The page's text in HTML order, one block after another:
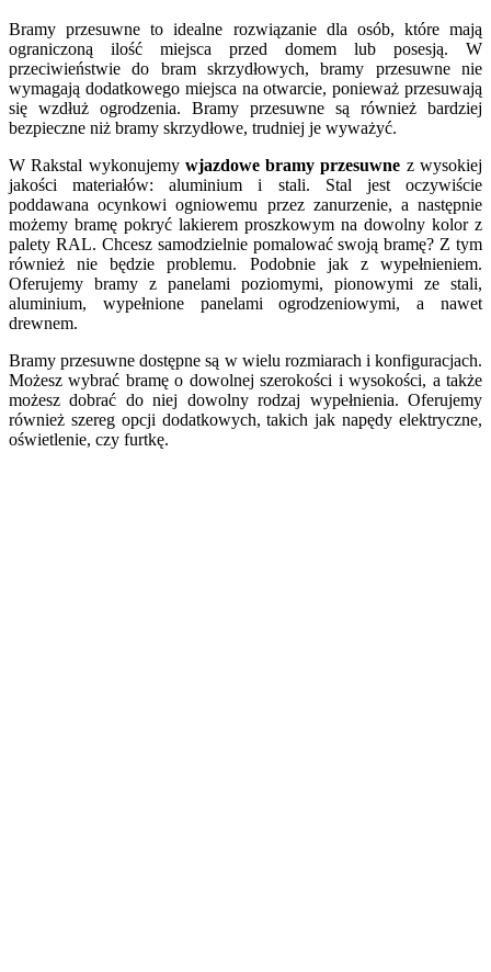
Bramy przesuwne to idealne rozwiązanie dla osób, które mają
ograniczoną ilość miejsca przed domem lub posesją. W
przeciwieństwie do bram skrzydłowych, bramy przesuwne nie
wymagają dodatkowego miejsca na otwarcie, ponieważ przesuwają
się wzdłuż ogrodzenia. Bramy przesuwne są również bardziej
bezpieczne niż bramy skrzydłowe, trudniej je wyważyć.
W Rakstal wykonujemywjazdowe bramy przesuwne z wysokiej
jakości materiałów: aluminium i stali. Stal jest oczywiście
poddawana ocynkowi ogniowemu przez zanurzenie, a następnie
możemy bramę pokryć lakierem proszkowym na dowolny kolor z
palety RAL. Chcesz samodzielnie pomalować swoją bramę? Z tym
również nie będzie problemu. Podobnie jak z wypełnieniem.
Oferujemy bramy z panelami poziomymi, pionowymi ze stali,
aluminium, wypełnione panelami ogrodzeniowymi, a nawet
drewnem.
Bramy przesuwne dostępne są w wielu rozmiarach i konfiguracjach.
Możesz wybrać bramę o dowolnej szerokości i wysokości, a także
możesz dobrać do niej dowolny rodzaj wypełnienia. Oferujemy
również szereg opcji dodatkowych, takich jak napędy elektryczne,
oświetlenie, czy furtkę.